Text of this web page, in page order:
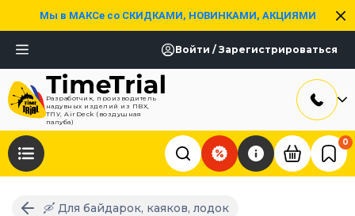
Мы в МАКСе со СКИДКАМИ, НОВИНКАМИ, АКЦИЯМИ
Войти / Зарегистрироваться
Разработчик, производитель
надувных изделий из ПВХ,
ТПУ, AirDeck (воздушная
палуба)
0
🛶 Для байдарок, каяков, лодок